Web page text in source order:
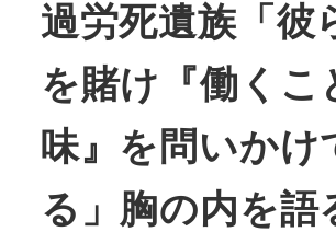
過労死遺族「彼
を賭け『働くこ
味』を問いかけ
る」胸の内を語